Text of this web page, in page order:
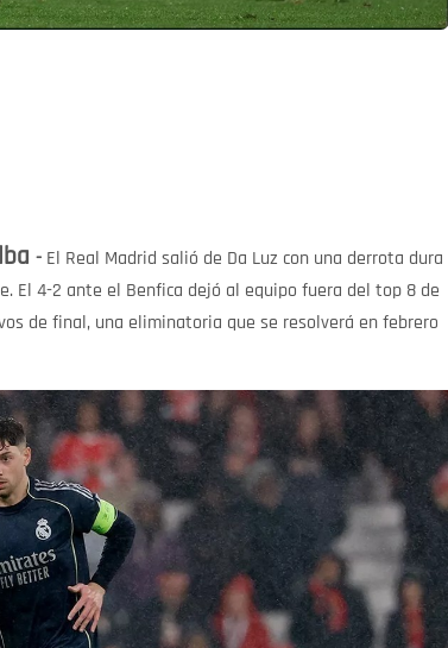
- El Real Madrid salió de Da Luz con una derrota dura
El 4-2 ante el Benfica dejó al equipo fuera del top 8 de
de final, una eliminatoria que se resolverá en febrero